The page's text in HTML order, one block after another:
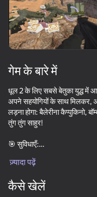
यह
गेम के बारे में
धूल 2 के लिए सबसे बेतुका युद्ध में
अपने सहयोगियों के साथ मिलकर,
लड़ना होगा: बैलेरीना कैप्पुकिनो,
तुंग तुंग साहुर!
🎯 सुविधाएँ:
चिकनी और आरामदायक शूटिंग-
ज़्यादा पढ़ें
कैसे खेलें